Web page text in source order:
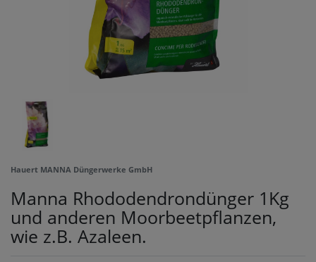
Hauert MANNA Düngerwerke GmbH
Manna Rhododendrondünger 1Kg
und anderen Moorbeetpflanzen,
wie z.B. Azaleen.